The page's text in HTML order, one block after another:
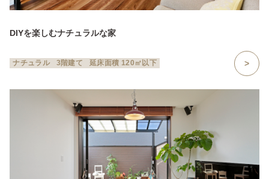
DIYを楽しむナチュラルな家
ナチュラル 3階建て 延床面積 120㎡以下